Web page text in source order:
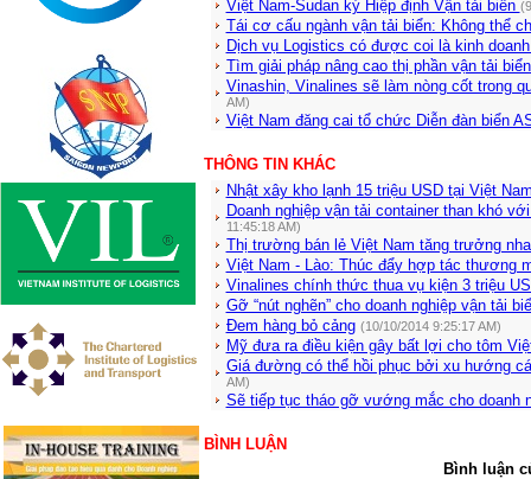
Việt Nam-Sudan ký Hiệp định Vận tải biển
Tái cơ cấu ngành vận tải biển: Không thể
Dịch vụ Logistics có được coi là kinh
Tìm giải pháp nâng cao thị phần vận tải
Vinashin, Vinalines sẽ làm nòng cốt trong
AM)
Việt Nam đăng cai tổ chức Diễn đàn biển
THÔNG TIN KHÁC
Nhật xây kho lạnh 15 triệu USD tại Việt
Doanh nghiệp vận tải container than khó
11:45:18 AM)
Thị trường bán lẻ Việt Nam tăng trưởng
Việt Nam - Lào: Thúc đẩy hợp tác thương
Vinalines chính thức thua vụ kiện 3 triệu
Gỡ “nút nghẽn” cho doanh nghiệp vận tải
Đem hàng bỏ cảng (10/10/2014 9:25:17 AM)
Mỹ đưa ra điều kiện gây bất lợi cho tôm
Giá đường có thể hồi phục bởi xu hướng
AM)
Sẽ tiếp tục tháo gỡ vướng mắc cho doanh
BÌNH LUẬN
Bình luận